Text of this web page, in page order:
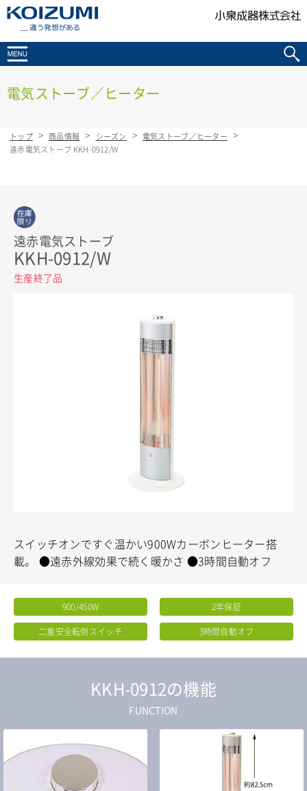
電気ストーブ／ヒーター
トップ 商品情報 シーズン
電気ストーブ／ヒーター
遠赤電気ストーブ KKH-0912/W
遠赤電気ストーブ
KKH-0912/W
生産終了品
スイッチオンですぐ温かい900Wカーボンヒーター搭
載。
●遠赤外線効果で続く暖かさ ●3時間自動オフ
900/450W 2年保証
二重安全転倒スイッチ 3時間自動オフ
KKH-0912の機能
FUNCTION